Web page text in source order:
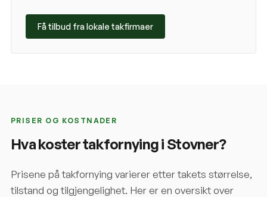
Få tilbud fra lokale takfirmaer
PRISER OG KOSTNADER
Hva koster takfornying i Stovner?
Prisene på takfornying varierer etter takets størrelse,
tilstand og tilgjengelighet. Her er en oversikt over